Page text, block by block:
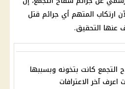
ارتكاب المتهم أي جرائم قتل
التجمع كانت بتخونه وبسببها
اعرف آخر الاعترافات